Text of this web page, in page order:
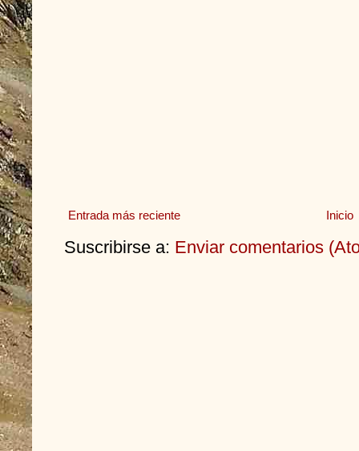
Entrada más reciente Inicio
Suscribirse a: Enviar comentarios